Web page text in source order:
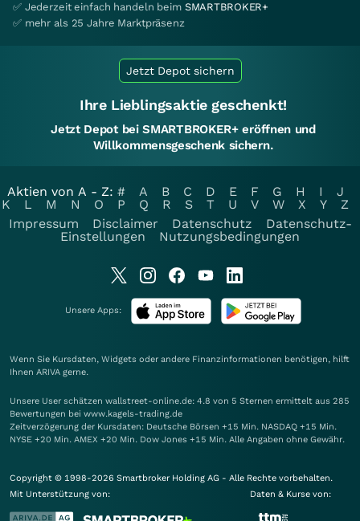
✅ Jederzeit einfach handeln beim SMARTBROKER+
✅ mehr als 25 Jahre Marktpräsenz
Jetzt Depot sichern
Ihre Lieblingsaktie geschenkt!
Jetzt Depot bei SMARTBROKER+ eröffnen und
Willkommensgeschenk sichern.
Aktien von A - Z: # A B C D E F G H I
J
K
L M N O P Q R S T U V W X Y
Z
Impressum
Disclaimer Datenschutz
Datenschutz-
Einstellungen
Nutzungsbedingungen
Unsere Apps:
Wenn Sie Kursdaten, Widgets oder andere Finanzinformationen benötigen, hilft
Ihnen ARIVA gerne.
Unsere User schätzen wallstreet-online.de: 4.8 von 5 Sternen ermittelt aus 285
Bewertungen bei www.kagels-trading.de
Zeitverzögerung der Kursdaten: Deutsche Börsen +15 Min. NASDAQ +15 Min.
NYSE +20 Min. AMEX +20 Min. Dow Jones +15 Min. Alle Angaben ohne Gewähr.
Copyright © 1998-2026 Smartbroker Holding AG - Alle Rechte vorbehalten.
Mit Unterstützung von:
Daten & Kurse von: